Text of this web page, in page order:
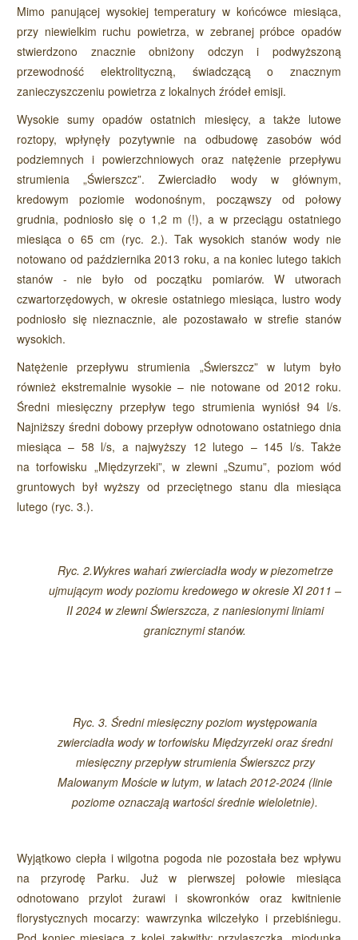
Mimo panującej wysokiej temperatury w końcówce miesiąca,
przy niewielkim ruchu powietrza, w zebranej próbce opadów
stwierdzono znacznie obniżony odczyn i podwyższoną
przewodność elektrolityczną, świadczącą o znacznym
zanieczyszczeniu powietrza z lokalnych źródeł emisji.
Wysokie sumy opadów ostatnich miesięcy, a także lutowe
roztopy, wpłynęły pozytywnie na odbudowę zasobów wód
podziemnych i powierzchniowych oraz natężenie przepływu
strumienia „Świerszcz”. Zwierciadło wody w głównym,
kredowym poziomie wodonośnym, począwszy od połowy
grudnia, podniosło się o 1,2 m (!), a w przeciągu ostatniego
miesiąca o 65 cm (ryc. 2.). Tak wysokich stanów wody nie
notowano od października 2013 roku, a na koniec lutego takich
stanów - nie było od początku pomiarów. W utworach
czwartorzędowych, w okresie ostatniego miesiąca, lustro wody
podniosło się nieznacznie, ale pozostawało w strefie stanów
wysokich.
Natężenie przepływu strumienia „Świerszcz” w lutym było
również ekstremalnie wysokie – nie notowane od 2012 roku.
Średni miesięczny przepływ tego strumienia wyniósł 94 l/s.
Najniższy średni dobowy przepływ odnotowano ostatniego dnia
miesiąca – 58 l/s, a najwyższy 12 lutego – 145 l/s. Także
na torfowisku „Międzyrzeki”, w zlewni „Szumu”, poziom wód
gruntowych był wyższy od przeciętnego stanu dla miesiąca
lutego (ryc. 3.).
Ryc. 2.Wykres wahań zwierciadła wody w piezometrze
ujmującym wody poziomu kredowego w okresie XI 2011 –
II 2024 w zlewni Świerszcza, z naniesionymi liniami
granicznymi stanów.
Ryc. 3. Średni miesięczny poziom występowania
zwierciadła wody w torfowisku Międzyrzeki oraz średni
miesięczny przepływ strumienia Świerszcz przy
Malowanym Moście w lutym, w latach 2012-2024 (linie
poziome oznaczają wartości średnie wieloletnie).
Wyjątkowo ciepła i wilgotna pogoda nie pozostała bez wpływu
na przyrodę Parku. Już w pierwszej połowie miesiąca
odnotowano przylot żurawi i skowronków oraz kwitnienie
florystycznych mocarzy: wawrzynka wilczełyko i przebiśniegu.